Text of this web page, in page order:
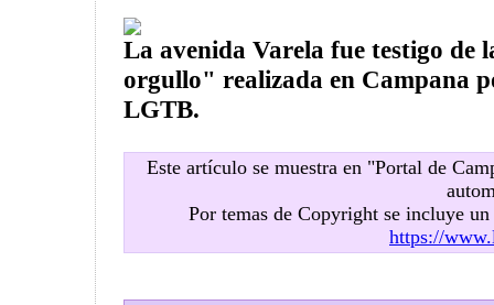
La avenida Varela fue testigo de
orgullo" realizada en Campana
LGTB.
Este artículo se muestra en "Portal de
Por temas de Copyright se incluye un
https://